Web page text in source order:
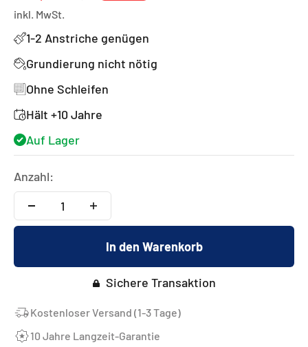
inkl. MwSt.
1-2 Anstriche genügen
Grundierung nicht nötig
Ohne Schleifen
Hält +10 Jahre
Auf Lager
Anzahl:
In den Warenkorb
Sichere Transaktion
Kostenloser Versand (1-3 Tage)
10 Jahre Langzeit-Garantie